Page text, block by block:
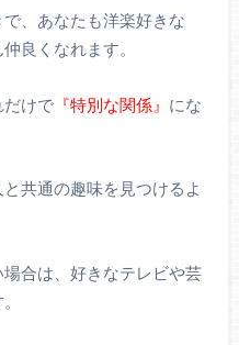
、あなたも洋楽好きな
良くなれます。
だけで『特別な関係』 にな
共通の趣味を見つけるよ
合は、好きなテレビや芸